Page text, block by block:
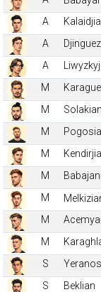
A
A
A
Liwyzkyj
M
M
Solakian
M
M
M
M
M
M
S
S
Beklian